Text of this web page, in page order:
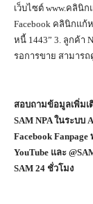
เว็บไซต์ www.คลินิ
Facebook คลินิกแ
หนี้ 1443” 3. ลูกค้า
รอการขาย สามารถ
สอบถามข้อมูลเพิ่มเ
SAM NPA ในระบบ
Facebook
YouTube และ
SAM 24 ชั่วโมง